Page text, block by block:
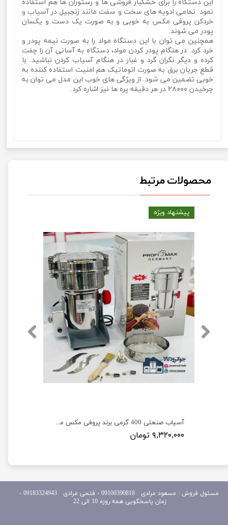
این دستگاه را برای خشکبار فروشی ها و رستوران ها هم استفاده
نمود. تمامی ادویه های سخت و سفت مانند زنجبیل در آسیاب و
خردکن پروفی مکس به خوبی و به صورت یک دست و یکسان
پودر می شوند.
همچنین می توان با این دستگاه مواد را به صورت نیمه پودر و
خرد کرد. در هنگام پودر کردن مواد، دستگاه به آسانی آن را چفت
کرده و دیگر نگران گرد و غبار در هنگام آسیاب کردن نباشید. با
قطع جریان برق به صورت اتوماتیک هم امنیت استفاده کننده به
خوبی تضمین می شود. از ویژگی های خوب این مدل می توان به
چرخیدن ۲۸۰۰۰ در هر دقیقه پره ها نیز اشاره کرد.
محصولات مرتبط
آسیاب صنعتی 400 گرمی برند پروفی مکس مدل ProfiMax PM-400
۹,۳۲۰,۰۰۰ تومان
پیشنهاد ویژه
مسئول
فروش : مسعود مرادی 09100390818​​​​​​​ ​​​​​​​- فتحی مرادی 09183324943 -
زمان پاسخگویی همه روزه 10 الی 22